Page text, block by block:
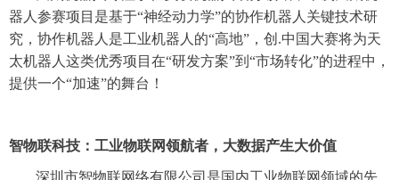
器人参赛项目是基于“神经动力学”的协作机器人关键技术研
究，协作机器人是工业机器人的“高地”，创.中国大赛将为天
太机器人这类优秀项目在“研发方案”到“市场转化”的进程中，
提供一个“加速”的舞台！
智物联科技：工业物联网领航者，大数据产生大价值